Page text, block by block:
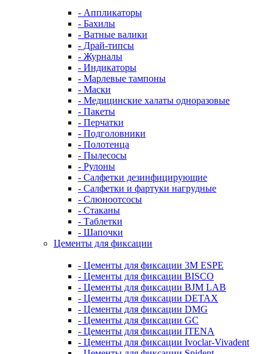
- Аппликаторы
- Бахилы
- Ватные валики
- Драй-типсы
- Журналы
- Индикаторы
- Марлевые тампоны
- Маски
- Медицинские халаты одноразовые
- Пакеты
- Перчатки
- Подголовники
- Полотенца
- Пылесосы
- Рулоны
- Салфетки дезинфицирующие
- Салфетки и фартуки нагрудные
- Слюноотсосы
- Стаканы
- Таблетки
- Шапочки
Цементы для фиксации
- Цементы для фиксации 3M ESPE
- Цементы для фиксации BISCO
- Цементы для фиксации BJM LAB
- Цементы для фиксации DETAX
- Цементы для фиксации DMG
- Цементы для фиксации GC
- Цементы для фиксации ITENA
- Цементы для фиксации Ivoclar-Vivadent